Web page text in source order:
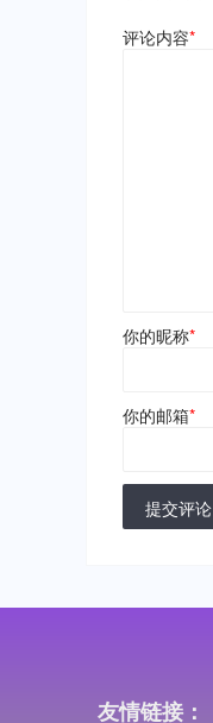
评论内容*
你的昵称*
你的邮箱*
提交评论
友情链接：